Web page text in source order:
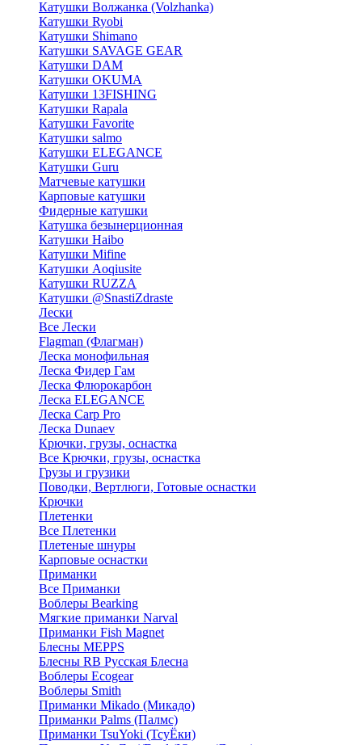
Катушки Волжанка (Volzhanka)
Катушки Ryobi
Катушки Shimano
Катушки SAVAGE GEAR
Катушки DAM
Катушки OKUMA
Катушки 13FISHING
Катушки Rapala
Катушки Favorite
Катушки salmo
Катушки ELEGANCE
Катушки Guru
Матчевые катушки
Карповые катушки
Фидерные катушки
Катушка безынерционная
Катушки Haibo
Катушки Mifine
Катушки Aoqiusite
Катушки RUZZA
Катушки @SnastiZdraste
Лески
Все Лески
Flagman (Флагман)
Леска монофильная
Леска Фидер Гам
Леска Флюрокарбон
Леска ELEGANCE
Леска Carp Pro
Леска Dunaev
Крючки, грузы, оснастка
Все Крючки, грузы, оснастка
Грузы и грузики
Поводки, Вертлюги, Готовые оснастки
Крючки
Плетенки
Все Плетенки
Плетеные шнуры
Карповые оснастки
Приманки
Все Приманки
Воблеры Bearking
Мягкие приманки Narval
Приманки Fish Magnet
Блесны MEPPS
Блесны RB Русская Блесна
Воблеры Ecogear
Воблеры Smith
Приманки Mikado (Микадо)
Приманки Palms (Палмс)
Приманки TsuYoki (ТсуЁки)